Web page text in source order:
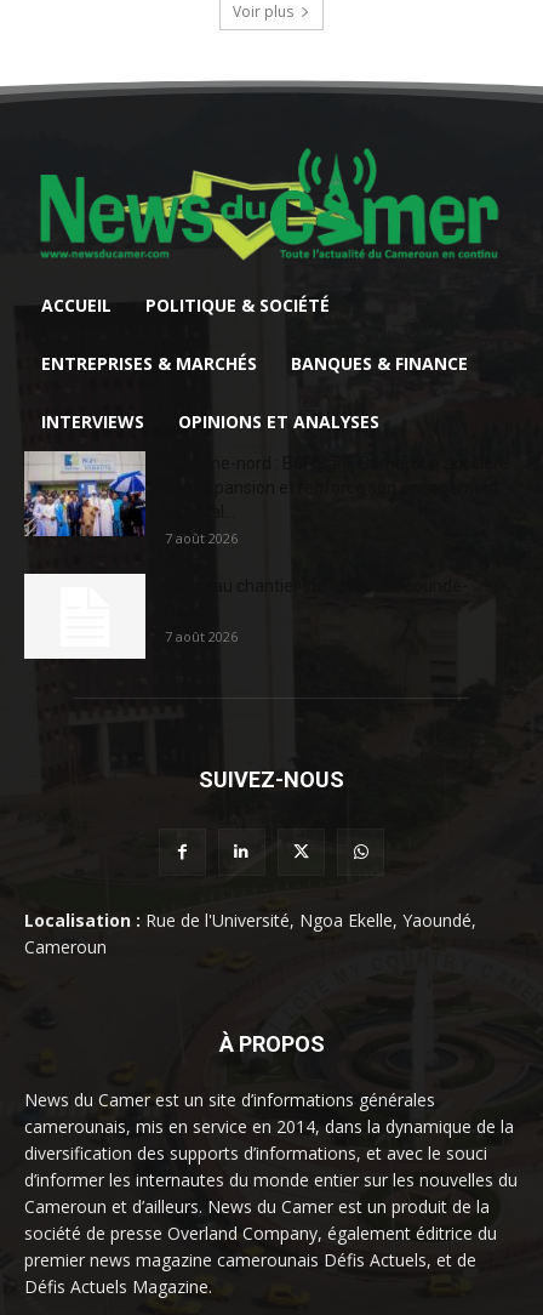
Voir plus
ACCUEIL POLITIQUE & SOCIÉTÉ
ENTREPRISES & MARCHÉS BANQUES & FINANCE
INTERVIEWS OPINIONS ET ANALYSES
7 août 2026
7 août 2026
SUIVEZ-NOUS
Localisation : Rue de l'Université, Ngoa Ekelle, Yaoundé,
Cameroun
À PROPOS
News du Camer est un site d’informations générales
camerounais, mis en service en 2014, dans la dynamique de la
diversification des supports d’informations, et avec le souci
d’informer les internautes du monde entier sur les nouvelles du
Cameroun et d’ailleurs. News du Camer est un produit de la
société de presse Overland Company, également éditrice du
premier news magazine camerounais Défis Actuels, et de
Défis Actuels Magazine.